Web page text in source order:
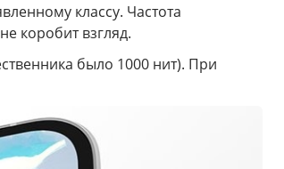
классу. Частота
коробит взгляд.
было 1000 нит). При